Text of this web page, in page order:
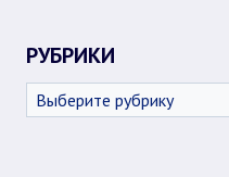
РУБРИКИ
Рубрики